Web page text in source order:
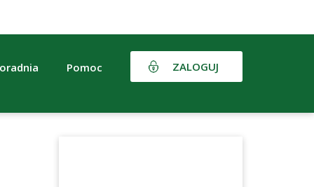
Pomoc ZALOGUJ